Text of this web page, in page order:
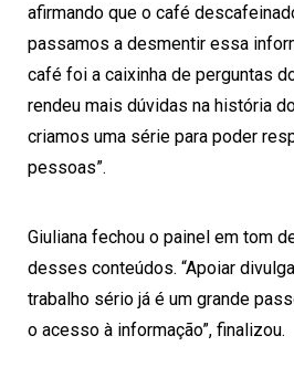
afirmando que o café
passamos a desmentir essa
café foi a caixinha de perguntas
rendeu mais dúvidas na história
criamos uma série para poder
pessoas”.
Giuliana fechou o painel em tom
desses conteúdos. “Apoiar
trabalho sério já é um grande
o acesso à informação”, finalizou.